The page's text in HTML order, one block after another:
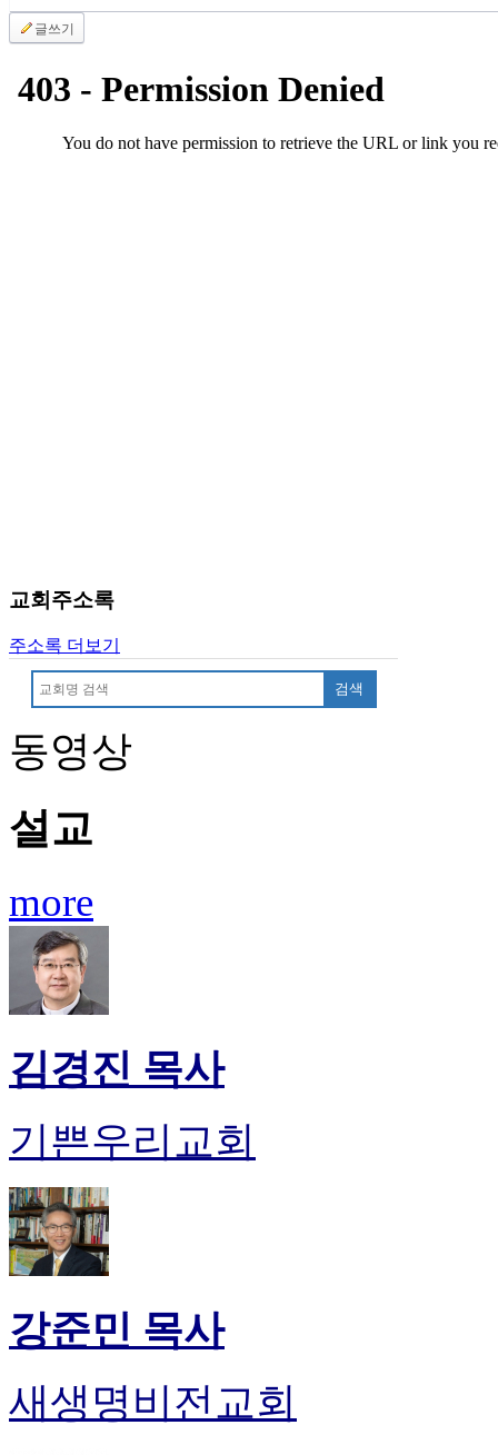
소
야
즐
코
아
신
규
제
휴
트
무
시
알
스
후
기
가
평
발
기
진
약
아
탑-
글쓰기
교회주소록
주소록 더보기
검색
동영상
설교
more
김경진 목사
기쁜우리교회
강준민 목사
새생명비전교회